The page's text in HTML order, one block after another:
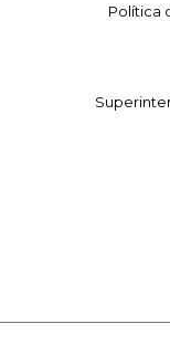
Política